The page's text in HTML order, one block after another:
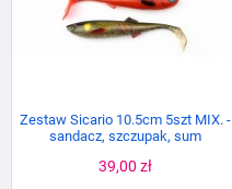
Zestaw Sicario 10.5cm 5szt MIX. -
sandacz, szczupak, sum
Cena
39,00 zł